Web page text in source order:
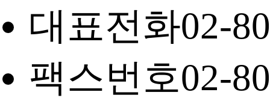
대표전화02-
팩스번호02-